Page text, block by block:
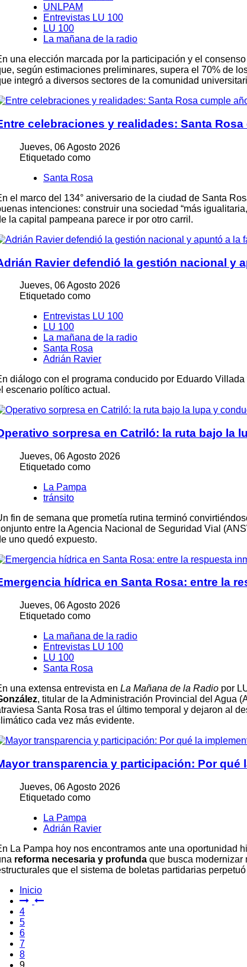
UNLPAM
Entrevistas LU 100
LU 100
La mañana de la radio
una elección marcada por la participación y el
según estimaciones preliminares, supera el 70% de
integró a diversos sectores de la comunidad
celebraciones y realidades: Santa
Jueves, 06 Agosto 2026
Etiquetado como
Santa Rosa
el marco del 134° aniversario de la ciudad de Santa
intenciones: construir una sociedad “más
la capital pampeana parece ir por otro carril.
Ravier defendió la gestión nacional y
Jueves, 06 Agosto 2026
Etiquetado como
Entrevistas LU 100
LU 100
La mañana de la radio
Santa Rosa
Adrián Ravier
diálogo con el programa conducido por Eduardo
escenario político actual.
sorpresa en Catriló: la ruta bajo la
Jueves, 06 Agosto 2026
Etiquetado como
La Pampa
tránsito
fin de semana que prometía rutina terminó
entre la Agencia Nacional de Seguridad Vial
uno quedó expuesto.
hídrica en Santa Rosa: entre la
Jueves, 06 Agosto 2026
Etiquetado como
La mañana de la radio
Entrevistas LU 100
LU 100
Santa Rosa
una extensa entrevista en La Mañana de la Radio por
, titular de la Administración Provincial del Agua
Santa Rosa tras el último temporal y dejaron al
cada vez más evidente.
transparencia y participación: Por qué
Jueves, 06 Agosto 2026
Etiquetado como
La Pampa
Adrián Ravier
La Pampa hoy nos encontramos ante una oportunidad
reforma necesaria y profunda que busca modernizar
que el sistema de boletas partidarias
Inicio
4
5
6
7
8
9